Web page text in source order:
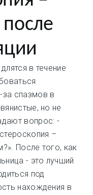
в течение
спазмов в
но не
вопрос: -
–
После того, как
- это лучший
под
нахождения в